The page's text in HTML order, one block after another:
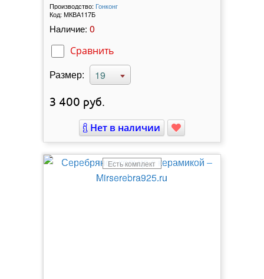
Производство: Гонконг
Код: МКВА117Б
Наличие: 0
Сравнить
Размер: 19
3 400 руб.
Нет в наличии
Есть комплект